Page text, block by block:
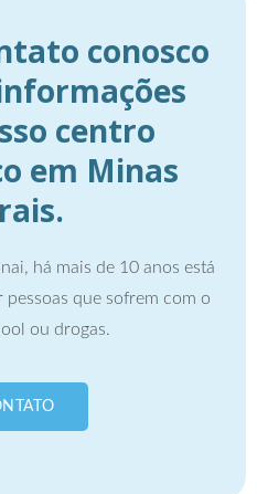
conosco
centro
em Minas
há mais de 10 anos está
que sofrem com o
ou drogas.